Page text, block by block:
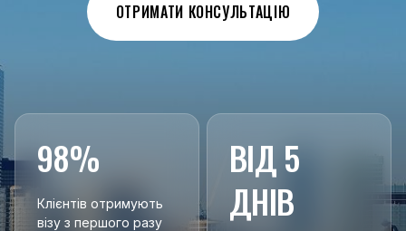
ОТРИМАТИ КОНСУЛЬТАЦІЮ
98%
Клієнтів отримують
візу з першого разу
ВІД 5
ДНІВ